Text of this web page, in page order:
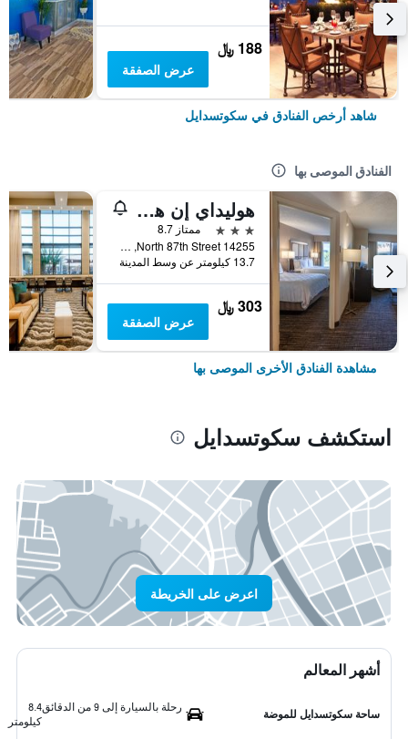
188 ﷼
عرض الصفقة
شاهد أرخص الفنادق في سكوتسدايل
الفنادق الموصى بها
هوليداي إن هوتل آند سويتس سكوتسديل نورث - آيربارك باي آيتش جي
3 نجوم
ممتاز 8.7
14255 North 87th Street, سكوتسدايل, AZ, الولايات المتحدة الأميريكية
13.7 كيلومتر عن وسط المدينة
303 ﷼
عرض الصفقة
مشاهدة الفنادق الأخرى الموصى بها
استكشف سكوتسدايل
اعرض على الخريطة
أشهر المعالم
ساحة سكوتسدايل للموضة
رحلة بالسيارة إلى 9 من الدقائق
8.4
كيلومتر